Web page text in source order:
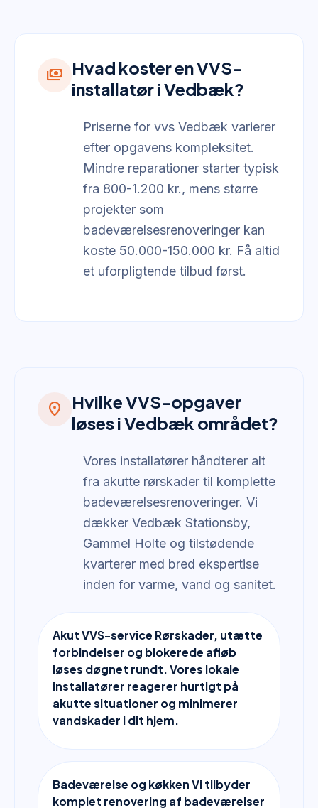
payments Hvad koster en VVS-
installatør i Vedbæk?
Priserne for vvs Vedbæk varierer
efter opgavens kompleksitet.
Mindre reparationer starter typisk
fra 800-1.200 kr., mens større
projekter som
badeværelsesrenoveringer kan
koste 50.000-150.000 kr. Få altid
et uforpligtende tilbud først.
location_on
Hvilke VVS-opgaver
løses i Vedbæk området?
Vores installatører håndterer alt
fra akutte rørskader til komplette
badeværelsesrenoveringer. Vi
dækker Vedbæk Stationsby,
Gammel Holte og tilstødende
kvarterer med bred ekspertise
inden for varme, vand og sanitet.
Akut VVS-service Rørskader, utætte
forbindelser og blokerede afløb
løses døgnet rundt. Vores lokale
installatører reagerer hurtigt på
akutte situationer og minimerer
vandskader i dit hjem.
Badeværelse og køkken Vi tilbyder
komplet renovering af badeværelser